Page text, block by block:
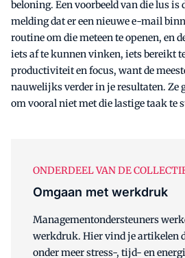
beloning. Een voorbeeld van die lus is
melding dat er een nieuwe e-mail
routine om die meteen te openen, en
iets af te kunnen vinken, iets bereikt
productiviteit en focus, want de
nauwelijks verder in je resultaten. Ze
om vooral niet met die lastige taak te
ONDERDEEL VAN DE
Omgaan met werkdruk
Managementondersteuners
werkdruk. Hier vind je artikelen
onder meer stress-, tijd- en